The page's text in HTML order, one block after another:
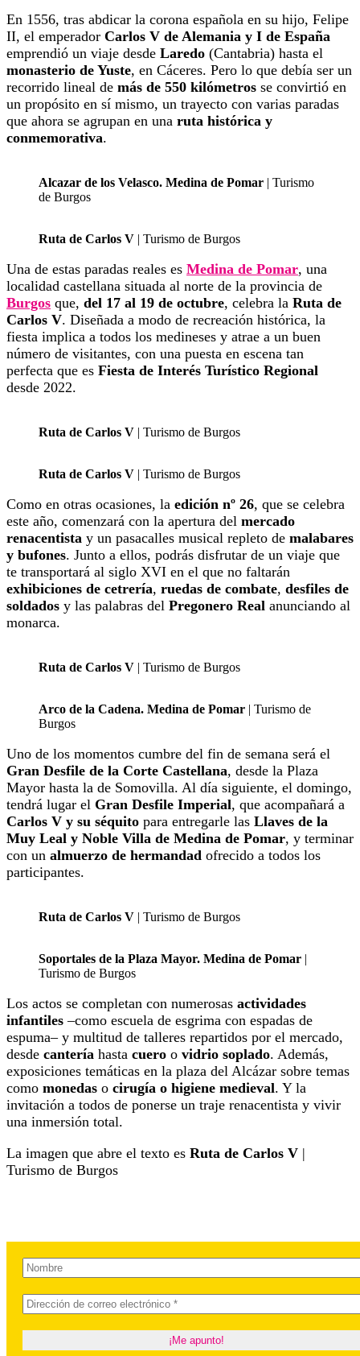
En 1556, tras abdicar la corona española en su hijo, Felipe
II, el emperador Carlos V de Alemania y I de España
emprendió un viaje desde Laredo (Cantabria) hasta el
monasterio de Yuste, en Cáceres. Pero lo que debía ser un
recorrido lineal de más de 550 kilómetros se convirtió en
un propósito en sí mismo, un trayecto con varias paradas
que ahora se agrupan en una ruta histórica y
conmemorativa.
Alcazar de los Velasco. Medina de Pomar | Turismo
de Burgos
Ruta de Carlos V | Turismo de Burgos
Una de estas paradas reales es Medina de Pomar, una
localidad castellana situada al norte de la provincia de
Burgos que, del 17 al 19 de octubre, celebra la Ruta de
Carlos V. Diseñada a modo de recreación histórica, la
fiesta implica a todos los medineses y atrae a un buen
número de visitantes, con una puesta en escena tan
perfecta que es Fiesta de Interés Turístico Regional
desde 2022.
Ruta de Carlos V | Turismo de Burgos
Ruta de Carlos V | Turismo de Burgos
Como en otras ocasiones, la edición nº 26, que se celebra
este año, comenzará con la apertura del mercado
renacentista y un pasacalles musical repleto de malabares
y bufones. Junto a ellos, podrás disfrutar de un viaje que
te transportará al siglo XVI en el que no faltarán
exhibiciones de cetrería, ruedas de combate, desfiles de
soldados y las palabras del Pregonero Real anunciando al
monarca.
Ruta de Carlos V | Turismo de Burgos
Arco de la Cadena. Medina de Pomar | Turismo de
Burgos
Uno de los momentos cumbre del fin de semana será el
Gran Desfile de la Corte Castellana, desde la Plaza
Mayor hasta la de Somovilla. Al día siguiente, el domingo,
tendrá lugar el Gran Desfile Imperial, que acompañará a
Carlos V y su séquito para entregarle las Llaves de la
Muy Leal y Noble Villa de Medina de Pomar, y terminar
con un almuerzo de hermandad ofrecido a todos los
participantes.
Ruta de Carlos V | Turismo de Burgos
Soportales de la Plaza Mayor. Medina de Pomar |
Turismo de Burgos
Los actos se completan con numerosas actividades
infantiles –como escuela de esgrima con espadas de
espuma– y multitud de talleres repartidos por el mercado,
desde cantería hasta cuero o vidrio soplado. Además,
exposiciones temáticas en la plaza del Alcázar sobre temas
como monedas o cirugía o higiene medieval. Y la
invitación a todos de ponerse un traje renacentista y vivir
una inmersión total.
La imagen que abre el texto es Ruta de Carlos V |
Turismo de Burgos